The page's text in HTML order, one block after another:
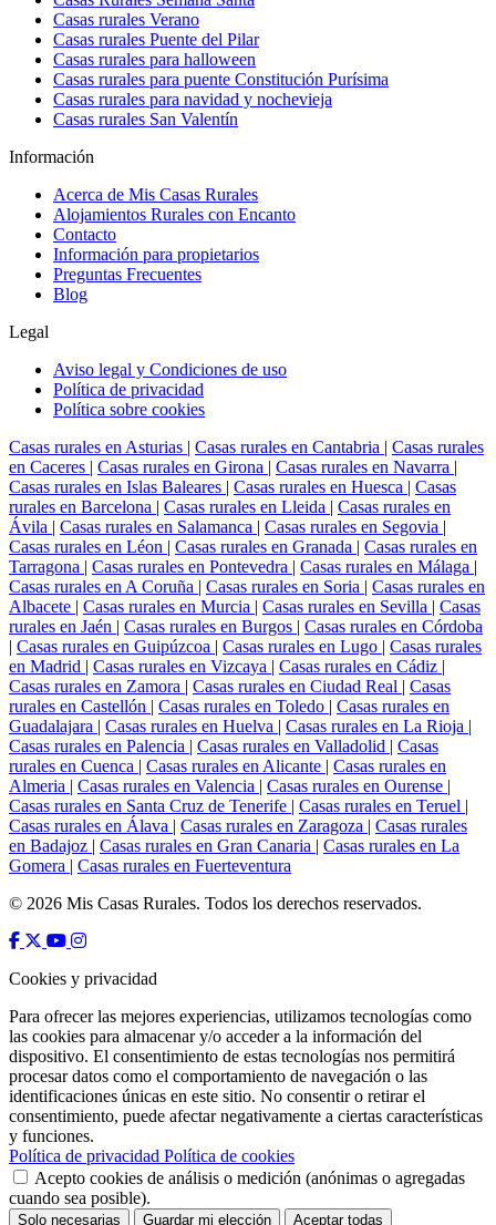
Casas rurales Verano
Casas rurales Puente del Pilar
Casas rurales para halloween
Casas rurales para puente Constitución Purísima
Casas rurales para navidad y nochevieja
Casas rurales San Valentín
Información
Acerca de Mis Casas Rurales
Alojamientos Rurales con Encanto
Contacto
Información para propietarios
Preguntas Frecuentes
Blog
Legal
Aviso legal y Condiciones de uso
Política de privacidad
Política sobre cookies
Casas rurales en Asturias | Casas rurales en Cantabria | Casas rurales
en Caceres | Casas rurales en Girona | Casas rurales en Navarra |
Casas rurales en Islas Baleares | Casas rurales en Huesca | Casas
rurales en Barcelona | Casas rurales en Lleida | Casas rurales en
Ávila | Casas rurales en Salamanca | Casas rurales en Segovia |
Casas rurales en Léon | Casas rurales en Granada | Casas rurales en
Tarragona | Casas rurales en Pontevedra | Casas rurales en Málaga |
Casas rurales en A Coruña | Casas rurales en Soria | Casas rurales en
Albacete | Casas rurales en Murcia | Casas rurales en Sevilla | Casas
rurales en Jaén | Casas rurales en Burgos | Casas rurales en Córdoba
| Casas rurales en Guipúzcoa | Casas rurales en Lugo | Casas rurales
en Madrid | Casas rurales en Vizcaya | Casas rurales en Cádiz |
Casas rurales en Zamora | Casas rurales en Ciudad Real | Casas
rurales en Castellón | Casas rurales en Toledo | Casas rurales en
Guadalajara | Casas rurales en Huelva | Casas rurales en La Rioja |
Casas rurales en Palencia | Casas rurales en Valladolid | Casas
rurales en Cuenca | Casas rurales en Alicante | Casas rurales en
Almeria | Casas rurales en Valencia | Casas rurales en Ourense |
Casas rurales en Santa Cruz de Tenerife | Casas rurales en Teruel |
Casas rurales en Álava | Casas rurales en Zaragoza | Casas rurales
en Badajoz | Casas rurales en Gran Canaria | Casas rurales en La
Gomera | Casas rurales en Fuerteventura
© 2026 Mis Casas Rurales. Todos los derechos reservados.
Cookies y privacidad
Para ofrecer las mejores experiencias, utilizamos tecnologías como
las cookies para almacenar y/o acceder a la información del
dispositivo. El consentimiento de estas tecnologías nos permitirá
procesar datos como el comportamiento de navegación o las
identificaciones únicas en este sitio. No consentir o retirar el
consentimiento, puede afectar negativamente a ciertas características
y funciones.
Política de privacidad Política de cookies
Acepto cookies de análisis o medición (anónimas o agregadas
cuando sea posible).
Solo necesarias Guardar mi elección Aceptar todas